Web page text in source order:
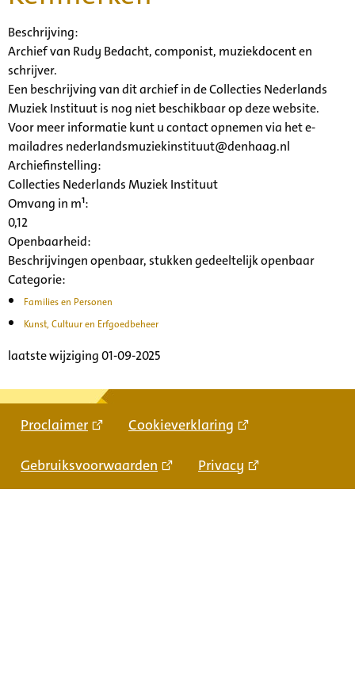
Beschrijving:
Archief van Rudy Bedacht, componist, muziekdocent en
schrijver.
Een beschrijving van dit archief in de Collecties Nederlands
Muziek Instituut is nog niet beschikbaar op deze website.
Voor meer informatie kunt u contact opnemen via het e-
mailadres nederlandsmuziekinstituut@denhaag.nl
Archiefinstelling:
Collecties Nederlands Muziek Instituut
Omvang in m¹:
0,12
Openbaarheid:
Beschrijvingen openbaar, stukken gedeeltelijk openbaar
Categorie:
Families en Personen
Kunst, Cultuur en Erfgoedbeheer
laatste wijziging 01-09-2025
Proclaimer Cookieverklaring
Gebruiksvoorwaarden Privacy